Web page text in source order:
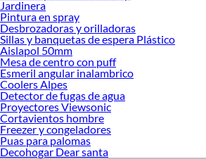
Jardinera
Pintura en spray
Desbrozadoras y orilladoras
Sillas y banquetas de espera Plástico
Aislapol 50mm
Mesa de centro con puff
Esmeril angular inalambrico
Coolers Alpes
Detector de fugas de agua
Proyectores Viewsonic
Cortavientos hombre
Freezer y congeladores
Puas para palomas
Decohogar Dear santa